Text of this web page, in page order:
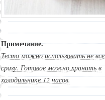
Примечание.
Тесто можно использовать не все
сразу. Готовое можно хранить в
холодильнике 12 часов.